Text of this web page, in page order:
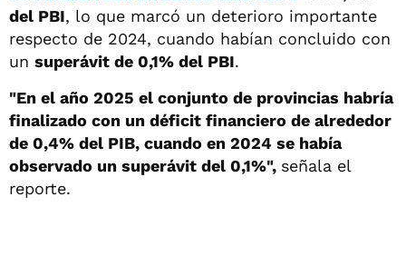
del PBI, lo que marcó un deterioro importante
respecto de 2024, cuando habían concluido con
un superávit de 0,1% del PBI.
"En el año 2025 el conjunto de provincias habría
finalizado con un déficit financiero de alrededor
de 0,4% del PIB, cuando en 2024 se había
observado un superávit del 0,1%", señala el
reporte.